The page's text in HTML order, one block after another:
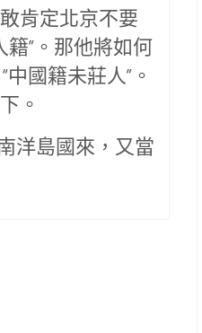
肯定北京不要
”。那他將如何
國籍未莊人”。
。
洋島國來，又當